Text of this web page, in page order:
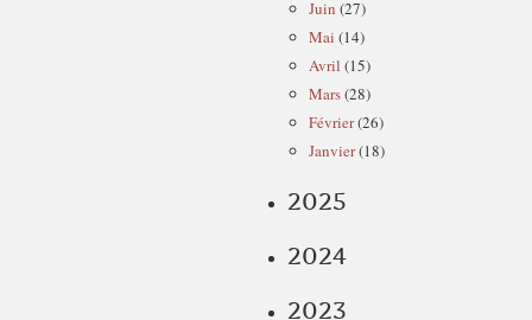
Juin (27)
Mai (14)
Avril (15)
Mars(28)
Février(26)
Janvier(18)
2025
2024
2023